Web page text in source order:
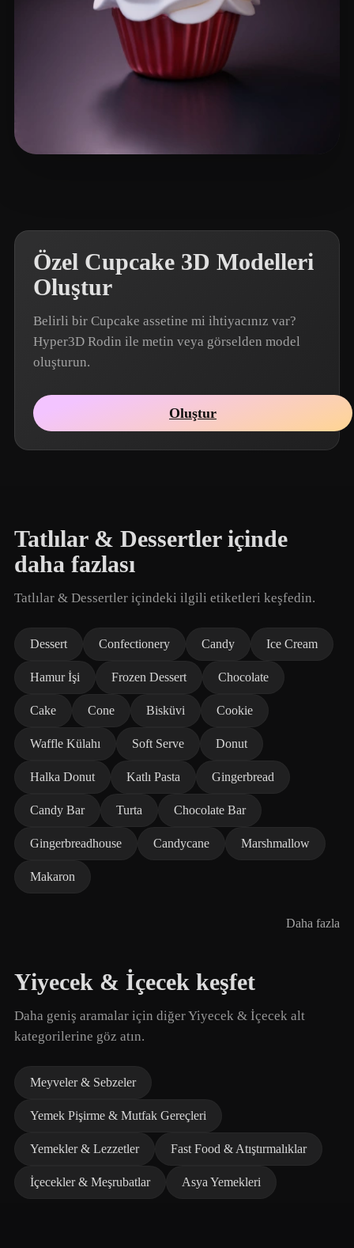
Özel Cupcake 3D Modelleri
Oluştur
Belirli bir Cupcake assetine mi ihtiyacınız var?
Hyper3D Rodin ile metin veya görselden model
oluşturun.
Oluştur
Tatlılar & Dessertler içinde
daha fazlası
Tatlılar & Dessertler içindeki ilgili etiketleri keşfedin.
Dessert Confectionery Candy Ice Cream
Hamur İşi Frozen Dessert Chocolate
Cake Cone Bisküvi Cookie
Waffle Külahı Soft Serve Donut
Halka Donut Katlı Pasta Gingerbread
Candy Bar Turta Chocolate Bar
Gingerbreadhouse Candycane Marshmallow
Makaron
Daha fazla
Yiyecek & İçecek keşfet
Daha geniş aramalar için diğer Yiyecek & İçecek alt
kategorilerine göz atın.
Meyveler & Sebzeler
Yemek Pişirme & Mutfak Gereçleri
Yemekler & Lezzetler Fast Food & Atıştırmalıklar
İçecekler & Meşrubatlar Asya Yemekleri